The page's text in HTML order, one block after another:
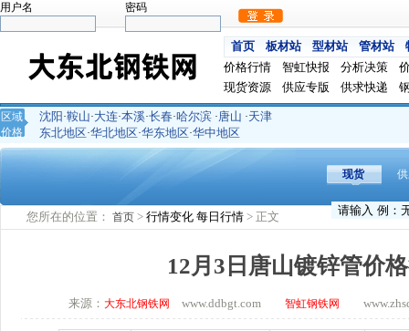
用户名 密码
首页 板材站 型材站 管材站
价格行情
智虹快报 分析决策
现货资源
供应专版 供求快递
区域
价格
沈阳 ·鞍山·大连·本溪·长春·哈尔滨 ·唐山 ·天津
东北地区·华北地区·华东地区·华中地区
现货
您所在的位置： 首页 > 行情变化 每日行情 > 正文
12月3日唐山镀锌管价
来源：大东北钢铁网 www.ddbgt.com智虹钢铁网